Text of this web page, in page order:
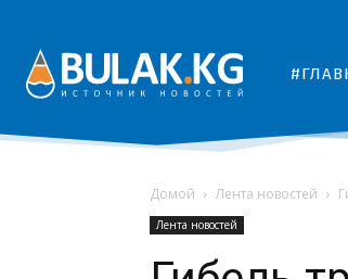
Домой Лента новостей
Лента новостей